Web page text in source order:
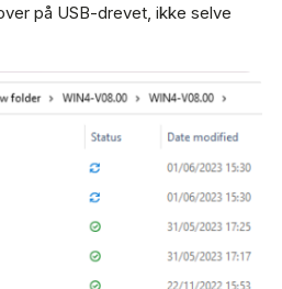
på USB-drevet, ikke selve